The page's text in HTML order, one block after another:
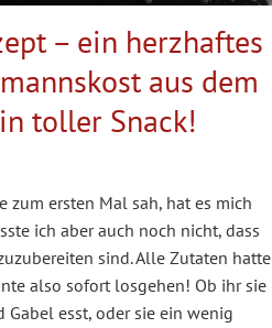
– ein herzhaftes
aus dem
toller Snack!
zum ersten Mal sah, hat es mich
ich aber auch noch nicht, dass
sind. Alle Zutaten hatte
also sofort losgehen! Ob ihr sie
Gabel esst, oder sie ein wenig